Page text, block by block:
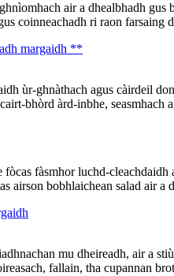
air a dhealbhadh
coinneachadh ri raon
margaidh **
ùr-ghnàthach agus càirdeil
bhòrd àrd-inbhe,
fàsmhor luchd-
airson bobhlaichean salad air
mu dheireadh, air a
fallain, tha cupannan